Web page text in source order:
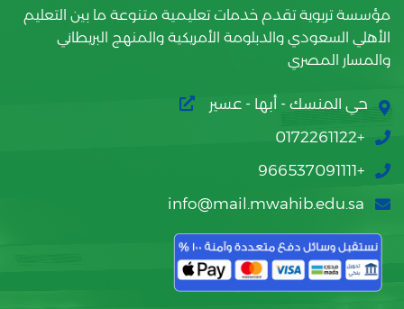
مؤسسة تربوية تقدم خدمات تعليمية متنوعة ما بين التعليم
الأهلي السعودي والدبلومة الأمريكية والمنهج البريطاني
والمسار المصري
حي المنسك - أبها - عسير
+0172261122
+966537091111
info@mail.mwahib.edu.sa